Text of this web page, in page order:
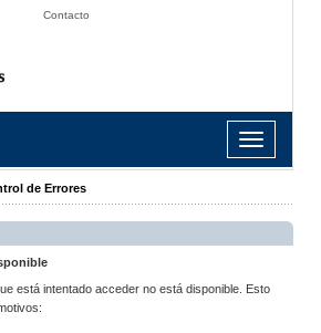
Contacto
Toggle
navigation
de Errores
está intentado acceder no está disponible. Esto